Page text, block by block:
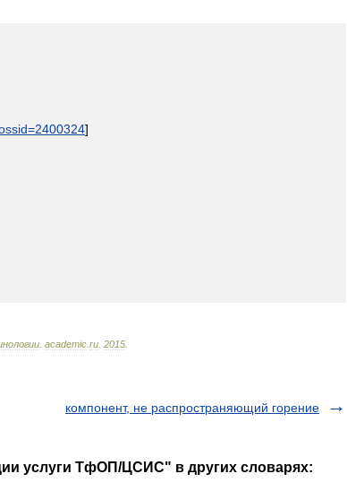
=2400324]
academic ru 2015
компонент, не распространяющий горение
услуги ТфОП/ЦСИС" в других словарях: